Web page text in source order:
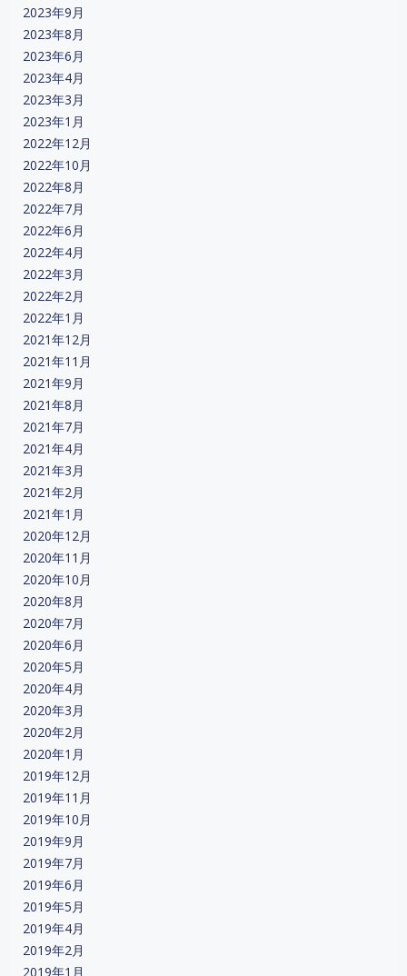
2023年9月
2023年8月
2023年6月
2023年4月
2023年3月
2023年1月
2022年12月
2022年10月
2022年8月
2022年7月
2022年6月
2022年4月
2022年3月
2022年2月
2022年1月
2021年12月
2021年11月
2021年9月
2021年8月
2021年7月
2021年4月
2021年3月
2021年2月
2021年1月
2020年12月
2020年11月
2020年10月
2020年8月
2020年7月
2020年6月
2020年5月
2020年4月
2020年3月
2020年2月
2020年1月
2019年12月
2019年11月
2019年10月
2019年9月
2019年7月
2019年6月
2019年5月
2019年4月
2019年2月
2019年1月